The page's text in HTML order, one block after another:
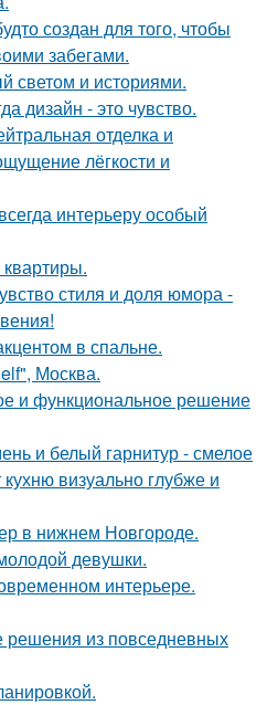
создан для того, чтобы
забегами.
светом и историями.
дизайн - это чувство.
отделка и
лёгкости и
интерьеру особый
стиля и доля юмора -
в спальне.
Москва.
и функциональное решение
и белый гарнитур - смелое
визуально глубже и
в нижнем Новгороде.
девушки.
интерьере.
из повседневных